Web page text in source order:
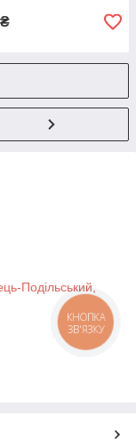
₴
Подільський,
КНОПКА
ЗВ'ЯЗКУ